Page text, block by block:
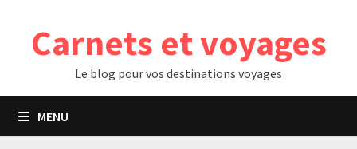
contenuCarnets et voyages
Le blog pour vos destinations voyages
MENU